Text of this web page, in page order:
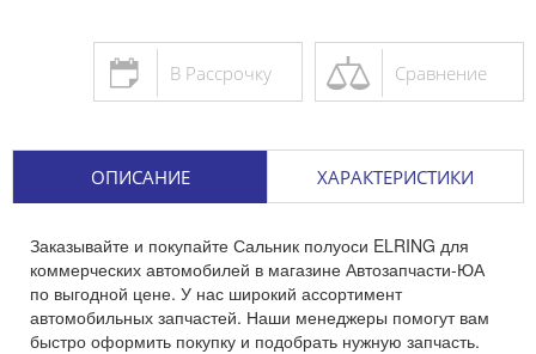
Сравнение
В Рассрочку
ОПИСАНИЕ ХАРАКТЕРИСТИКИ
Заказывайте и покупайте Сальник полуоси ELRING для
коммерческих автомобилей в магазине Автозапчасти-ЮА
по выгодной цене. У нас широкий ассортимент
автомобильных запчастей. Наши менеджеры помогут вам
быстро оформить покупку и подобрать нужную запчасть.